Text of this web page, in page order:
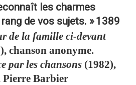
les charmes
rang de vos sujets. »1389
de la famille ci-devant
chanson anonyme.
par les chansons (1982),
Pierre Barbier